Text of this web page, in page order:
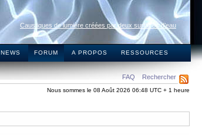
Caustiques de lumière créées par deux surfaces d’eau
NEWS FORUM A PROPOS RESSOURCES
FAQ Rechercher
Nous sommes le 08 Août 2026 06:48 UTC + 1 heure